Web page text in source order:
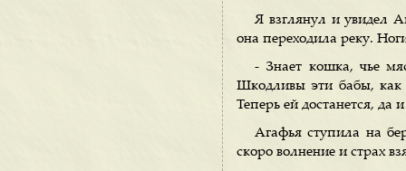
Я взглянул и увидел
она переходила реку.
- Знает кошка, чье
Шкодливы эти бабы, как
Теперь ей достанется, да
Агафья ступила на
скоро волнение и страх